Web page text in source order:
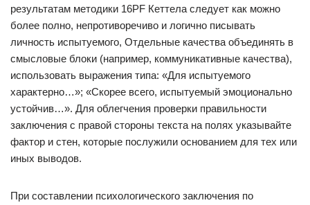
результатам методики 16PF Кеттела следует как можно
более полно, непротиворечиво и логично писывать
личность испытуемого, Отдельные качества объединять в
смысловые блоки (например, коммуникативные качества),
использовать выражения типа: «Для испытуемого
характерно…»; «Скорее всего, испытуемый эмоционально
устойчив…». Для облегчения проверки правильности
заключения с правой стороны текста на полях указывайте
фактор и стен, которые послужили основанием для тех или
иных выводов.
При составлении психологического заключения по